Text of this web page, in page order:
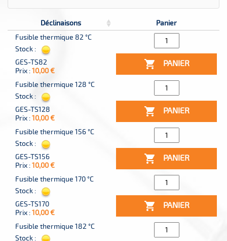
Déclinaisons
Panier
Fusible thermique 82 °C
Stock :
GES-TS82
Prix :10,00 €
 PANIER
Fusible thermique 128 °C
Stock :
GES-TS128
Prix :10,00 €
 PANIER
Fusible thermique 156 °C
Stock :
GES-TS156
Prix :10,00 €
 PANIER
Fusible thermique 170 °C
Stock :
GES-TS170
Prix :10,00 €
 PANIER
Fusible thermique 182 °C
Stock :